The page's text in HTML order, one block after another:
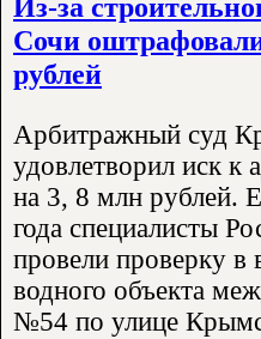
Из-за
Сочи
рублей
Арбитражный суд
удовлетворил иск к
на 3, 8 млн рублей.
года специалисты
провели проверку в
водного объекта
№54 по улице